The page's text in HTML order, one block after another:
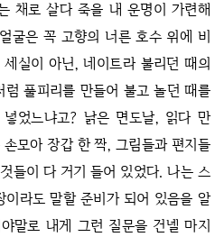
채로 살다 죽을 내 운명이 가련해
굴은 꼭 고향의 너른 호수 위에 비
실이 아닌, 네이트라 불리던 때의
풀피리를 만들어 불고 놀던 때를
었느냐고? 낡은 면도날, 읽다 만
모아 장갑 한 짝, 그림들과 편지들
들이 다 거기 들어 있었다. 나는 스
라도 말할 준비가 되어 있음을 알
말로 내게 그런 질문을 건넬 마지